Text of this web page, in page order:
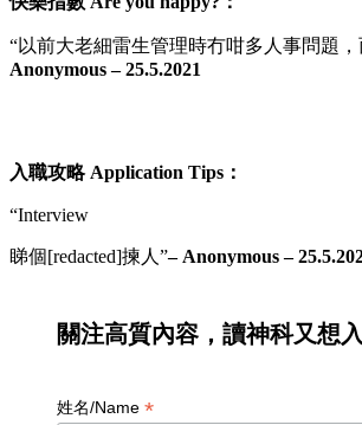
“以前大老細雷生管理時冇咁多人事問題
Anonymous – 25.5.2021
入職攻略 Application Tips：
“Interview
睇個[redacted]揀人”– Anonymous –
關注高質內容，讀神科又想
姓名/Name *